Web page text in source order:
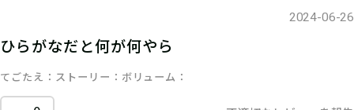
2024-06-26
ひらがなだと何が何やら
てごたえ ストーリー ボリューム